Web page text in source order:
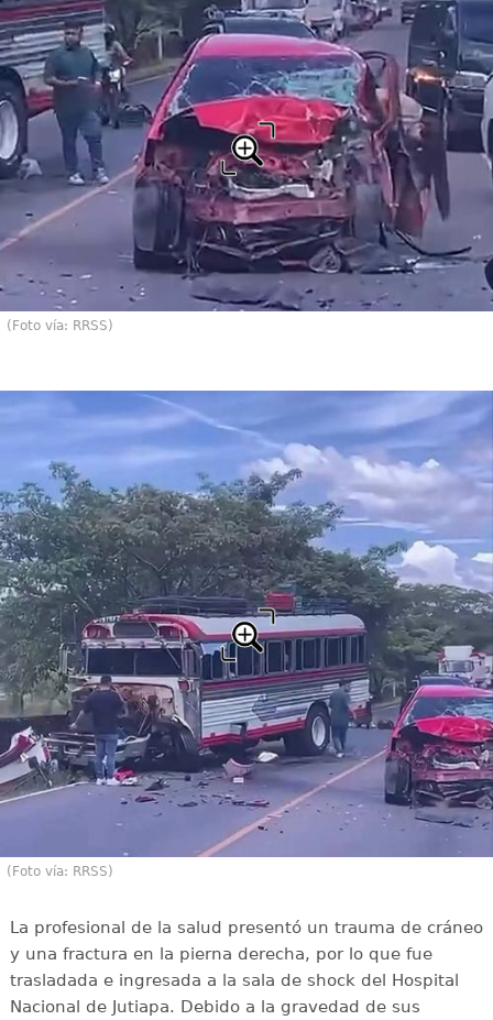
(Foto vía: RRSS)
(Foto vía: RRSS)
La profesional de la salud presentó un trauma de cráneo
y una fractura en la pierna derecha, por lo que fue
trasladada e ingresada a la sala de shock del Hospital
Nacional de Jutiapa. Debido a la gravedad de sus